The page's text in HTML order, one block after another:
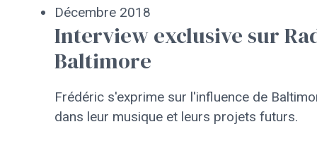
Décembre 2018
Interview exclusive sur
Baltimore
Frédéric s'exprime sur l'influence de
dans leur musique et leurs projets futurs.